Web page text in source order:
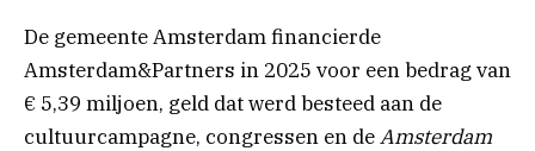
De gemeente Amsterdam financierde
Amsterdam&Partners in 2025 voor een bedrag van
€ 5,39 miljoen, geld dat werd besteed aan de
cultuurcampagne, congressen en deAmsterdam